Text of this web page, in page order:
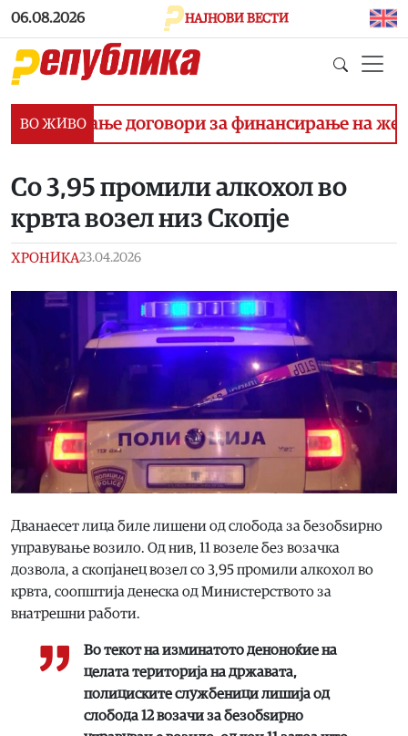
Skip to main content
06.08.2026 НАЈНОВИ ВЕСТИ
ВО ЖИВО договори за финансирање на
Со 3,95 промили алкохол во
крвта возел низ Скопје
ХРОНИКА23.04.2026
Дванаесет лица биле лишени од слобода за безобѕирно
управување возило. Од нив, 11 возеле без возачка
дозвола, а скопјанец возел со 3,95 промили алкохол во
крвта, соопштија денеска од Министерството за
внатрешни работи.
Во текот на изминатото деноноќие на
целата територија на државата,
полициските службеници лишија од
слобода 12 возачи за безобѕирно